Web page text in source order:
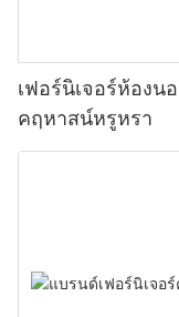
เฟอร์นิเจอร์ห้อง
คฤหาสน์หรูหรา